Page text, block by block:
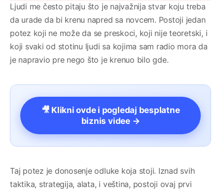
Ljudi me često pitaju što je najvažnija stvar koju treba
da urade da bi krenu napred sa novcem. Postoji jedan
potez koji ne može da se preskoci, koji nije teoretski, i
koji svaki od stotinu ljudi sa kojima sam radio mora da
je napravio pre nego što je krenuo bilo gde.
🎥 Klikni ovde i pogledaj besplatne
biznis videe →
Taj potez je donosenje odluke koja stoji. Iznad svih
taktika, strategija, alata, i veština, postoji ovaj prvi